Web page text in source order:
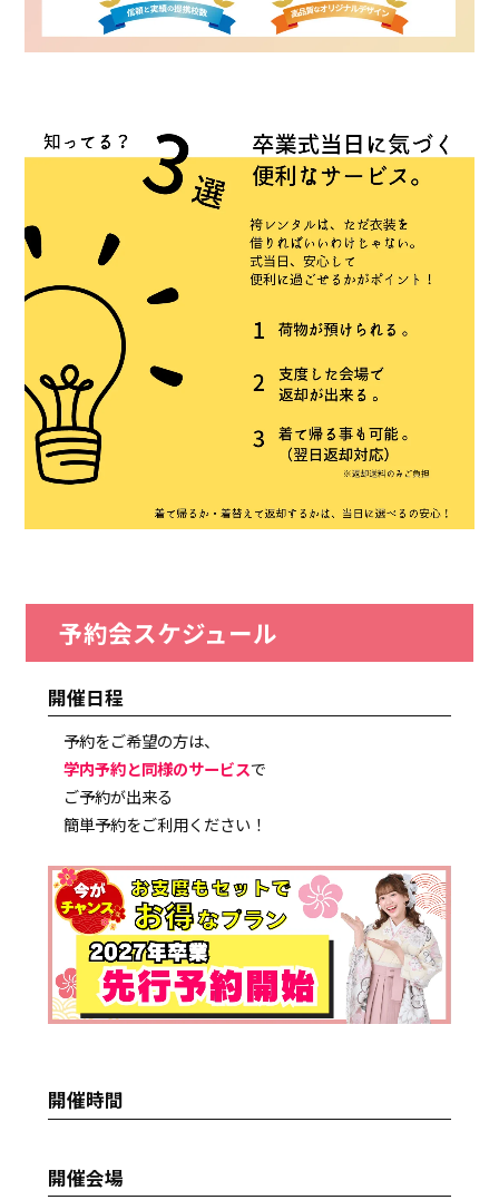
予約会スケジュール
開催日程
予約をご希望の方は、
学内予約と同様のサービスで
ご予約が出来る
簡単予約をご利用ください！
開催時間
開催会場